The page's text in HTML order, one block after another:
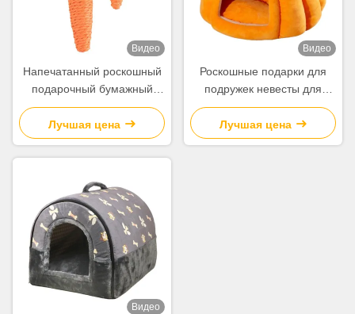
Видео
Напечатанный роскошный
подарочный бумажный
пакет для покупок
Лучшая цена
Видео
Роскошные подарки для
подружек невесты для
гостей Конфеты для
индийских красных свадеб
Коробки для свадебного
Лучшая цена
Видео